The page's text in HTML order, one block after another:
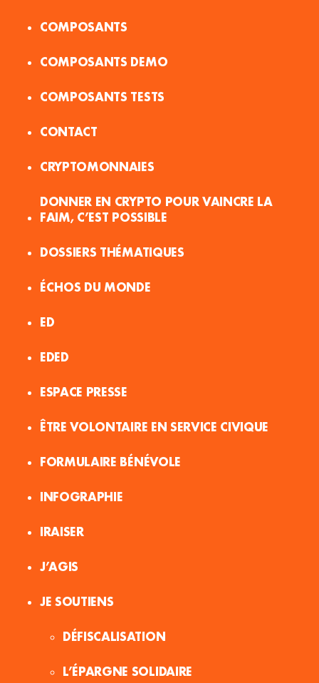
COMPOSANTS
COMPOSANTS DEMO
COMPOSANTS TESTS
CONTACT
CRYPTOMONNAIES
DONNER EN CRYPTO POUR VAINCRE LA
FAIM, C’EST POSSIBLE
DOSSIERS THÉMATIQUES
ÉCHOS DU MONDE
ED
EDED
ESPACE PRESSE
ÊTRE VOLONTAIRE EN SERVICE CIVIQUE
FORMULAIRE BÉNÉVOLE
INFOGRAPHIE
IRAISER
J’AGIS
JE SOUTIENS
DÉFISCALISATION
L’ÉPARGNE SOLIDAIRE